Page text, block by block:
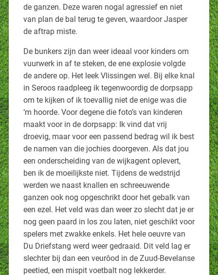
de ganzen. Deze waren nogal agressief en niet
van plan de bal terug te geven, waardoor Jasper
de aftrap miste.
De bunkers zijn dan weer ideaal voor kinders om
vuurwerk in af te steken, de ene explosie volgde
de andere op. Het leek Vlissingen wel. Bij elke knal
in Seroos raadpleeg ik tegenwoordig de dorpsapp
om te kijken of ik toevallig niet de enige was die
‘m hoorde. Voor degene die foto’s van kinderen
maakt voor in de dorpsapp: Ik vind dat vrij
droevig, maar voor een passend bedrag wil ik best
de namen van die jochies doorgeven. Als dat jou
een onderscheiding van de wijkagent oplevert,
ben ik de moeilijkste niet. Tijdens de wedstrijd
werden we naast knallen en schreeuwende
ganzen ook nog opgeschrikt door het gebalk van
een ezel. Het veld was dan weer zo slecht dat je er
nog geen paard in los zou laten, niet geschikt voor
spelers met zwakke enkels. Het hele oeuvre van
Du Driefstang werd weer gedraaid. Dit veld lag er
slechter bij dan een veurôod in de Zuud-Bevelanse
peetied, een mispit voetbalt nog lekkerder.